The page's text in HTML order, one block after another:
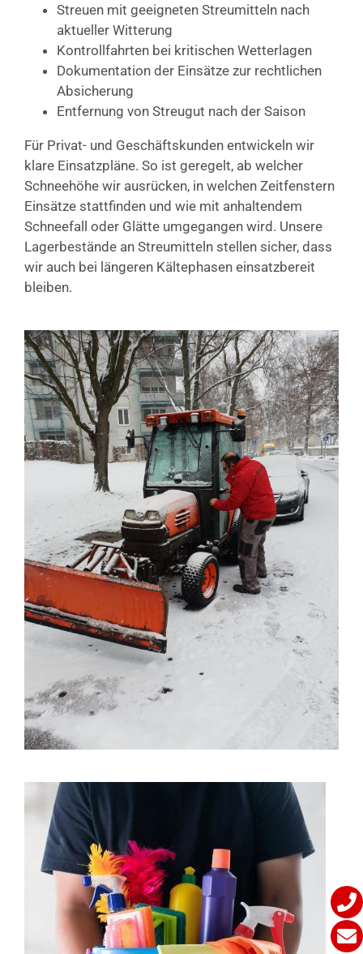
Streuen mit geeigneten Streumitteln nach
aktueller Witterung
Kontrollfahrten bei kritischen Wetterlagen
Dokumentation der Einsätze zur rechtlichen
Absicherung
Entfernung von Streugut nach der Saison
Für Privat- und Geschäftskunden entwickeln wir
klare Einsatzpläne. So ist geregelt, ab welcher
Schneehöhe wir ausrücken, in welchen Zeitfenstern
Einsätze stattfinden und wie mit anhaltendem
Schneefall oder Glätte umgegangen wird. Unsere
Lagerbestände an Streumitteln stellen sicher, dass
wir auch bei längeren Kältephasen einsatzbereit
bleiben.